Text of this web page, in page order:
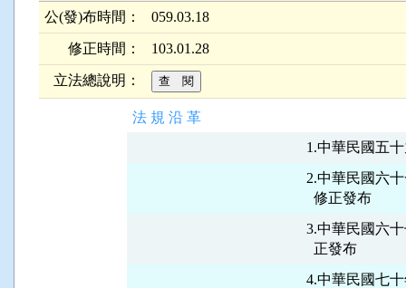
公(發)布時間： 059.03.18
修正時間： 103.01.28
立法總說明：
法 規 沿 革
2.中華民國六
3.中華民國六
4.中華民國七